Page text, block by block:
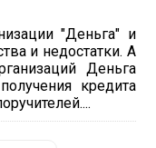
"Деньга" и
и недостатки. А
Деньга
кредита